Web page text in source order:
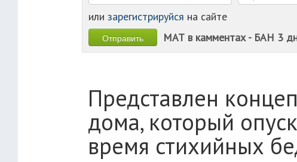
или зарегистрируйся на сайте
МАТ в камментах - БАН 3
Представлен
дома, который
время стихийных